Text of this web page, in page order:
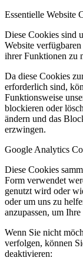
Essentielle Website
Diese Cookies sind
Website
ihrer Funktionen zu
Da diese Cookies
erforderlich sind,
Funktionsweise
blockieren oder
ändern und das
erzwingen.
Google Analytics
Diese Cookies
Form verwendet
genutzt wird oder
oder um uns zu
anzupassen, um
Wenn Sie nicht
verfolgen, können
deaktivieren: